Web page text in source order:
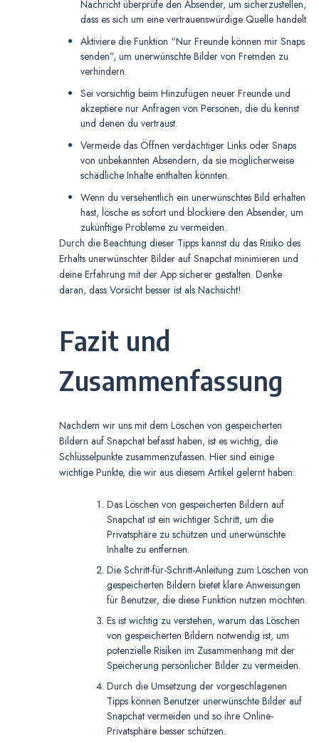
Nachricht überprüfe den Absender, um sicherzustellen,
dass es sich um eine vertrauenswürdige Quelle handelt.
Aktiviere die Funktion “Nur Freunde können mir Snaps
senden”, um unerwünschte Bilder von Fremden zu
verhindern.
Sei vorsichtig beim Hinzufügen neuer Freunde und
akzeptiere nur Anfragen von Personen, die du kennst
und denen du vertraust.
Vermeide das Öffnen verdächtiger Links oder Snaps
von unbekannten Absendern, da sie möglicherweise
schädliche Inhalte enthalten könnten.
Wenn du versehentlich ein unerwünschtes Bild erhalten
hast, lösche es sofort und blockiere den Absender, um
zukünftige Probleme zu vermeiden.
Durch die Beachtung dieser Tipps kannst du das Risiko des
Erhalts unerwünschter Bilder auf Snapchat minimieren und
deine Erfahrung mit der App sicherer gestalten. Denke
daran, dass Vorsicht besser ist als Nachsicht!
Fazit und
Zusammenfassung
Nachdem wir uns mit dem Löschen von gespeicherten
Bildern auf Snapchat befasst haben, ist es wichtig, die
Schlüsselpunkte zusammenzufassen. Hier sind einige
wichtige Punkte, die wir aus diesem Artikel gelernt haben:
Das Löschen von gespeicherten Bildern auf
Snapchat ist ein wichtiger Schritt, um die
Privatsphäre zu schützen und unerwünschte
Inhalte zu entfernen.
Die Schritt-für-Schritt-Anleitung zum Löschen von
gespeicherten Bildern bietet klare Anweisungen
für Benutzer, die diese Funktion nutzen möchten.
Es ist wichtig zu verstehen, warum das Löschen
von gespeicherten Bildern notwendig ist, um
potenzielle Risiken im Zusammenhang mit der
Speicherung persönlicher Bilder zu vermeiden.
Durch die Umsetzung der vorgeschlagenen
Tipps können Benutzer unerwünschte Bilder auf
Snapchat vermeiden und so ihre Online-
Privatsphäre besser schützen.